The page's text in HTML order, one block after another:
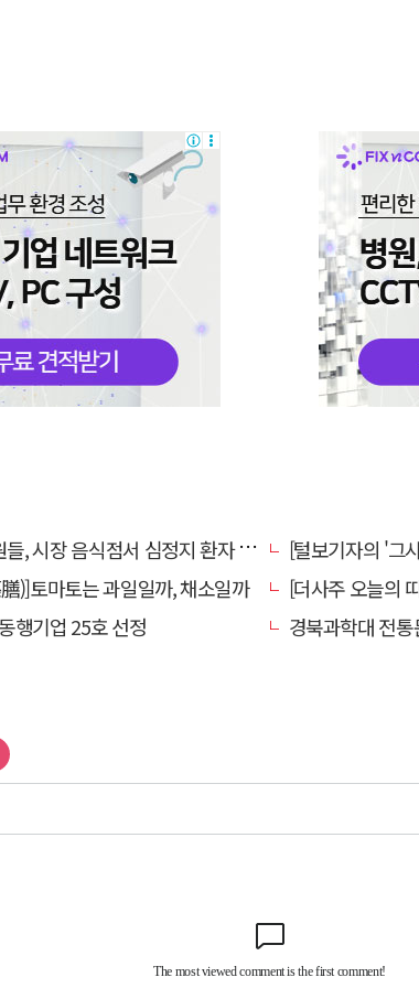
장 음식점서 심정지 환자 생명 살려
[털보기자의 '그사
)]토마토는 과일일까, 채소일까
[더사주 오늘의
행기업 25호 선정
경북과학대 전통